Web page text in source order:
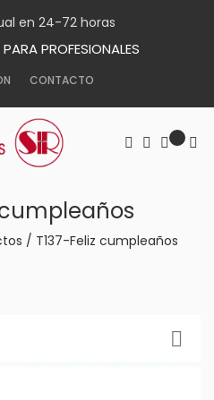
en 24-72 horas
PROFESIONALES
CONTACTO
cumpleaños
/ T137-Feliz cumpleaños